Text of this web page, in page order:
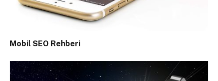
Mobil SEO Rehberi